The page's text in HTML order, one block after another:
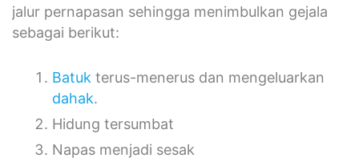
jalur pernapasan sehingga menimbulkan gejala
sebagai berikut:
Batuk terus-menerus dan mengeluarkan
dahak.
Hidung tersumbat
Napas menjadi sesak